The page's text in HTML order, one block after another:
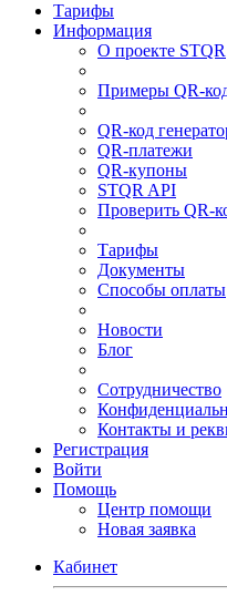
Тарифы
Информация
О проекте STQR
Примеры QR-
QR-код
QR-платежи
QR-купоны
STQR API
Проверить QR-
Тарифы
Документы
Способы оплаты
Новости
Блог
Сотрудничество
Контакты и
Регистрация
Войти
Помощь
Центр помощи
Новая заявка
Кабинет